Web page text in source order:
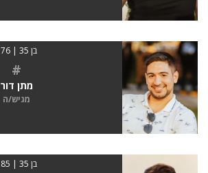
בן 35 | 176
#
מתן דור
מגיש/ה
בן 35 | 185